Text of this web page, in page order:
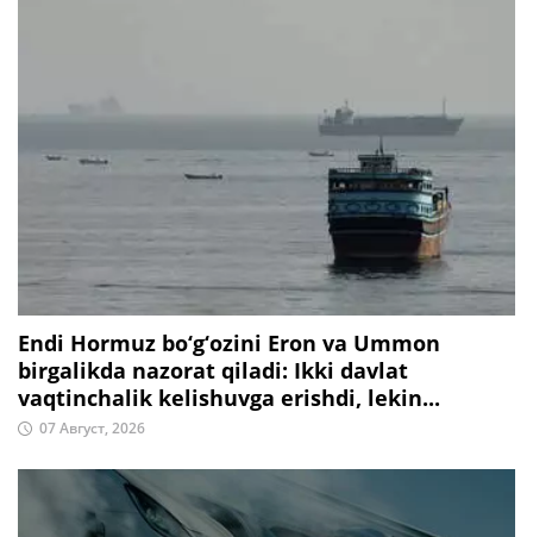
Endi Hormuz bo‘g‘ozini Eron va Ummon
birgalikda nazorat qiladi: Ikki davlat
vaqtinchalik kelishuvga erishdi, lekin...
07 Август, 2026